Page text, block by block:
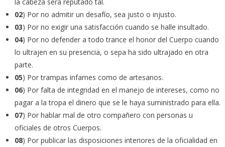
02) Por no admitir un desafío, sea justo o injusto.
03) Por no exigir una satisfacción cuando se halle insultado.
04) Por no defender a todo trance el honor del Cuerpo cuando
lo ultrajen en su presencia, o sepa ha sido ultrajado en otra
parte.
05) Por trampas infames como de artesanos.
06) Por falta de integridad en el manejo de intereses, como no
pagar a la tropa el dinero que se le haya suministrado para ella.
07) Por hablar mal de otro compañero con personas u
oficiales de otros Cuerpos.
08) Por publicar las disposiciones interiores de la oficialidad en